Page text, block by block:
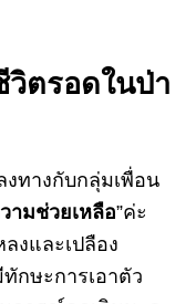
วิตรอดในป่า
งทางกับกลุ่มเพื่อน
ามช่วยเหลือ”ค่ะ
ลงและเปลือง
กษะการเอาตัว